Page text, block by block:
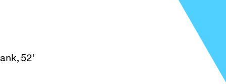
52’